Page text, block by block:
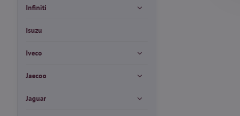
Infiniti
Isuzu
Iveco
Jaecoo
Jaguar